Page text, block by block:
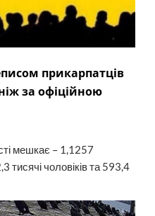
прикарпатців
за офіційною
мешкає – 1,1257
тисячі чоловіків та 593,4